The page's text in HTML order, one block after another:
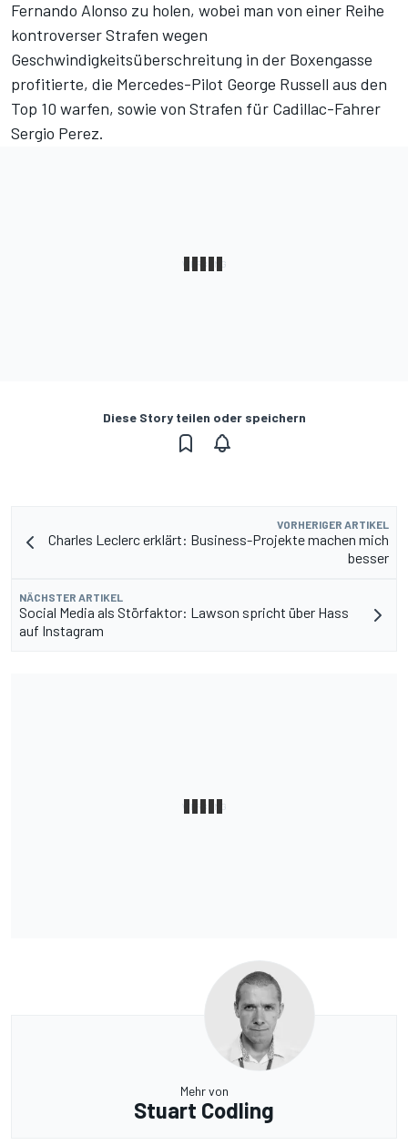
Fernando Alonso zu holen, wobei man von einer Reihe
kontroverser Strafen wegen
Geschwindigkeitsüberschreitung in der Boxengasse
profitierte, die Mercedes-Pilot George Russell aus den
Top 10 warfen, sowie von Strafen für Cadillac-Fahrer
Sergio Perez.
Diese Story teilen oder speichern
VORHERIGER ARTIKEL
Charles Leclerc erklärt: Business-Projekte machen mich
besser
NÄCHSTER ARTIKEL
Social Media als Störfaktor: Lawson spricht über Hass
auf Instagram
Mehr von
Stuart Codling